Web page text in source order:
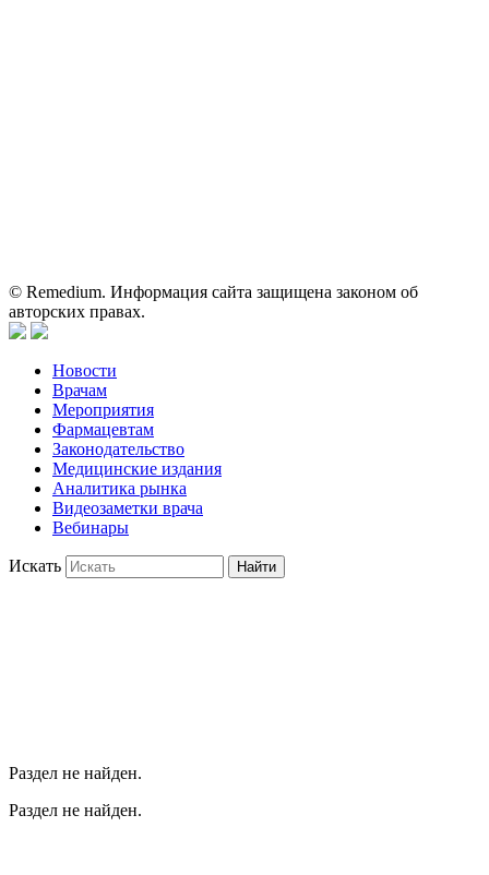
© Remedium. Информация сайта защищена законом об
авторских правах.
Новости
Врачам
Мероприятия
Фармацевтам
Законодательство
Медицинские издания
Аналитика рынка
Видеозаметки врача
Вебинары
Искать Найти
Раздел не найден.
Раздел не найден.